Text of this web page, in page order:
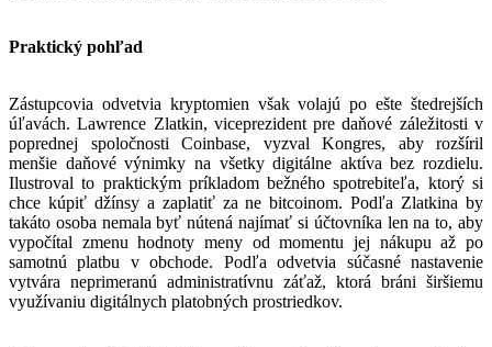
Praktický pohľad
Zástupcovia odvetvia kryptomien však volajú po ešte štedrejších
úľavách. Lawrence Zlatkin, viceprezident pre daňové záležitosti v
poprednej spoločnosti Coinbase, vyzval Kongres, aby rozšíril
menšie daňové výnimky na všetky digitálne aktíva bez rozdielu.
Ilustroval to praktickým príkladom bežného spotrebiteľa, ktorý si
chce kúpiť džínsy a zaplatiť za ne bitcoinom. Podľa Zlatkina by
takáto osoba nemala byť nútená najímať si účtovníka len na to, aby
vypočítal zmenu hodnoty meny od momentu jej nákupu až po
samotnú platbu v obchode. Podľa odvetvia súčasné nastavenie
vytvára neprimeranú administratívnu záťaž, ktorá bráni širšiemu
využívaniu digitálnych platobných prostriedkov.